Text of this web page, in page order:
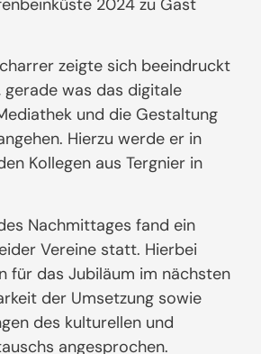
2024 zu Gast
zeigte sich beeindruckt
was das digitale
und die Gestaltung
Hierzu werde er in
Kollegen aus Tergnier in
Nachmittages fand ein
Vereine statt. Hierbei
für das Jubiläum im nächsten
der Umsetzung sowie
des kulturellen und
angesprochen.